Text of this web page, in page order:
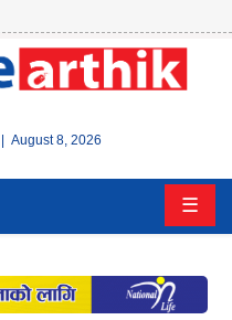
| August 8, 2026
☰